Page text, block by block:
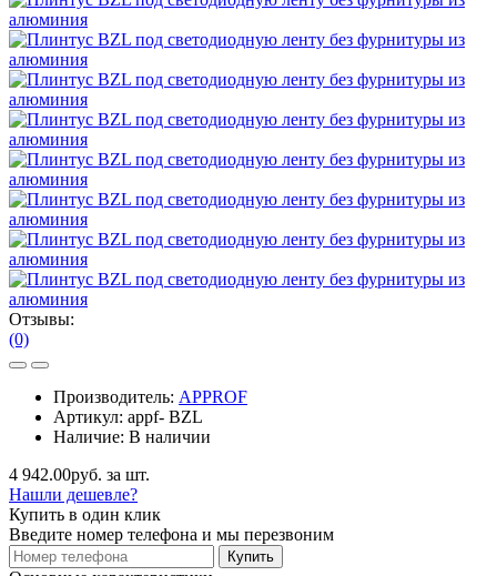
Отзывы:
(0)
Производитель: APPROF
Артикул: appf- BZL
Наличие: В наличии
4 942.00руб. за шт.
Нашли дешевле?
Купить в один клик
Введите номер телефона и мы перезвоним
Купить